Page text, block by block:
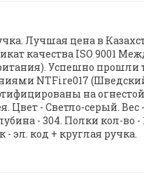
Лучшая цена в
качества ISO 9001
Успешно прошли
NTFire017
на
- Светло-серый. Вес
- 304. Полки кол-во -
эл. код + круглая ручка.